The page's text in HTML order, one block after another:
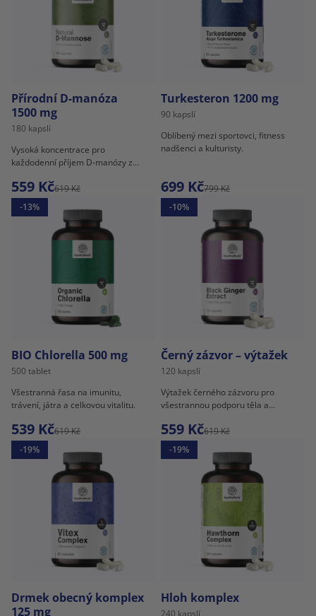
Přírodní D-manóza
1500 mg
180 kapslí
Vysoká koncentrace pro
každodenní příjem D-manózy z
559 Kč619 Kč
Turkesteron 1200 mg
90 kapslí
Oblíbený mezi sportovci, fitness
nadšenci a kulturisty.
699 Kč799 Kč
-13%
BIO Chlorella 500 mg
500 tablet
Všestranná řasa na imunitu,
trávení, játra a celkovou vitalitu.
539 Kč619 Kč
-10%
Černý zázvor – výtažek
120 kapslí
Výtažek černého zázvoru pro
všestrannou podporu těla a
559 Kč619 Kč
-19%
Drmek obecný komplex
125 mg
-19%
Hloh komplex